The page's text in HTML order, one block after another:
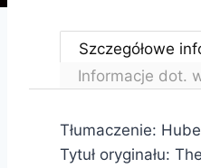
Szczegółowe
Informacje dot.
Tłumaczenie:
Tytuł oryginału: